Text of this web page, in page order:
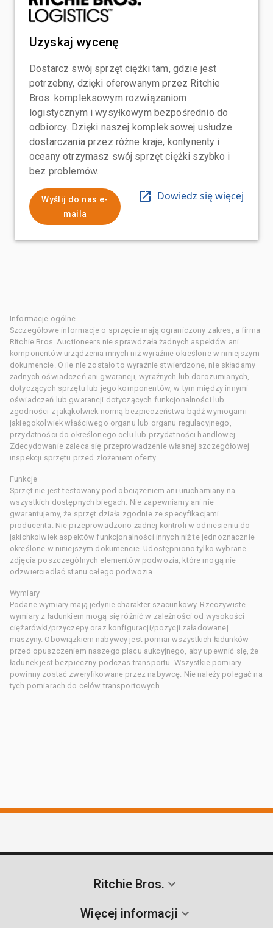
Uzyskaj wycenę
Dostarcz swój sprzęt ciężki tam, gdzie jest
potrzebny, dzięki oferowanym przez Ritchie
Bros. kompleksowym rozwiązaniom
logistycznym i wysyłkowym bezpośrednio do
odbiorcy. Dzięki naszej kompleksowej usłudze
dostarczania przez różne kraje, kontynenty i
oceany otrzymasz swój sprzęt ciężki szybko i
bez problemów.
Wyślij do nas e-
maila
Dowiedz się więcej
Informacje ogólne
Szczegółowe informacje o sprzęcie mają ograniczony zakres, a firma
Ritchie Bros. Auctioneers nie sprawdzała żadnych aspektów ani
komponentów urządzenia innych niż wyraźnie określone w niniejszym
dokumencie. O ile nie zostało to wyraźnie stwierdzone, nie składamy
żadnych oświadczeń ani gwarancji, wyraźnych lub dorozumianych,
dotyczących sprzętu lub jego komponentów, w tym między innymi
oświadczeń lub gwarancji dotyczących funkcjonalności lub
zgodności z jakąkolwiek normą bezpieczeństwa bądź wymogami
jakiegokolwiek właściwego organu lub organu regulacyjnego,
przydatności do określonego celu lub przydatności handlowej.
Zdecydowanie zaleca się przeprowadzenie własnej szczegółowej
inspekcji sprzętu przed złożeniem oferty.
Funkcje
Sprzęt nie jest testowany pod obciążeniem ani uruchamiany na
wszystkich dostępnych biegach. Nie zapewniamy ani nie
gwarantujemy, że sprzęt działa zgodnie ze specyfikacjami
producenta. Nie przeprowadzono żadnej kontroli w odniesieniu do
jakichkolwiek aspektów funkcjonalności innych niż te jednoznacznie
określone w niniejszym dokumencie. Udostępniono tylko wybrane
zdjęcia poszczególnych elementów podwozia, które mogą nie
odzwierciedlać stanu całego podwozia.
Wymiary
Podane wymiary mają jedynie charakter szacunkowy. Rzeczywiste
wymiary z ładunkiem mogą się różnić w zależności od wysokości
ciężarówki/przyczepy oraz konfiguracji/pozycji załadowanej
maszyny. Obowiązkiem nabywcy jest pomiar wszystkich ładunków
przed opuszczeniem naszego placu aukcyjnego, aby upewnić się, że
ładunek jest bezpieczny podczas transportu. Wszystkie pomiary
powinny zostać zweryfikowane przez nabywcę. Nie należy polegać na
tych pomiarach do celów transportowych.
Ritchie Bros.
Więcej informacji